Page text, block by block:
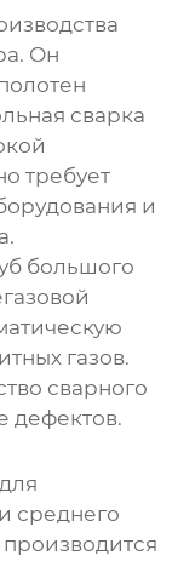
Он
сварка
требует
и
большого
газов.
сварного
дефектов.
среднего